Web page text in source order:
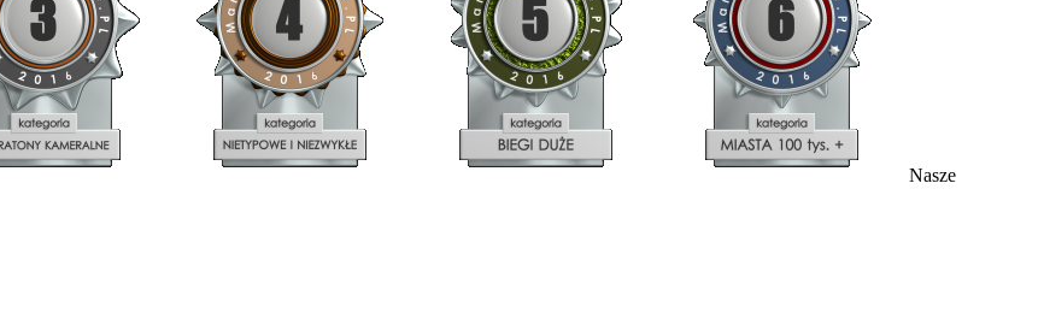
Nasze